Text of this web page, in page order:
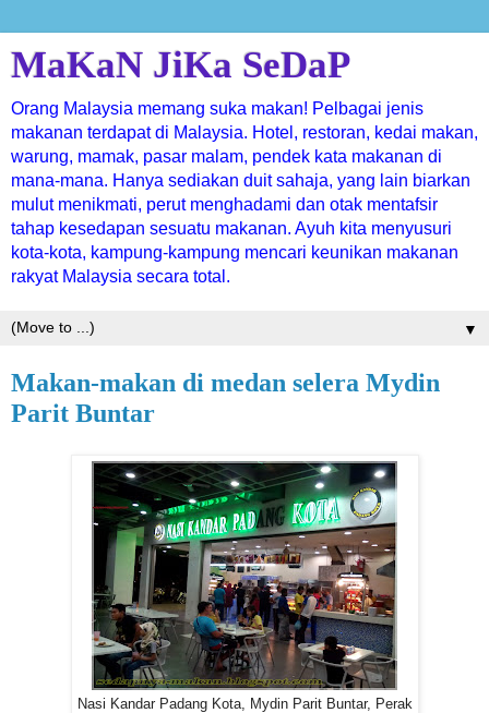
MaKaN JiKa SeDaP
Orang Malaysia memang suka makan! Pelbagai jenis
makanan terdapat di Malaysia. Hotel, restoran, kedai makan,
warung, mamak, pasar malam, pendek kata makanan di
mana-mana. Hanya sediakan duit sahaja, yang lain biarkan
mulut menikmati, perut menghadami dan otak mentafsir
tahap kesedapan sesuatu makanan. Ayuh kita menyusuri
kota-kota, kampung-kampung mencari keunikan makanan
rakyat Malaysia secara total.
▼
Makan-makan di medan selera Mydin
Parit Buntar
Nasi Kandar Padang Kota, Mydin Parit Buntar, Perak